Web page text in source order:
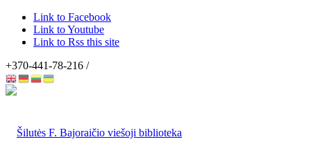
Link to Facebook
Link to Youtube
Link to Rss this site
+370-441-78-216 /